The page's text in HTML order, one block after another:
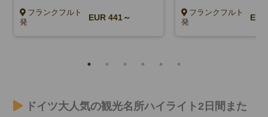
フランクフルト
発
EUR 441～
フランクフルト
発
ドイツ大人気の観光名所ハイライト2日間また